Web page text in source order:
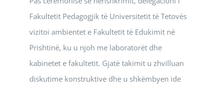
Fakultetit Pedagogjik të Universitetit të Tetovës
vizitoi ambientet e Fakultetit të Edukimit në
Prishtinë, ku u njoh me laboratorët dhe
kabinetet e fakultetit. Gjatë takimit u zhvilluan
diskutime konstruktive dhe u shkëmbyen ide